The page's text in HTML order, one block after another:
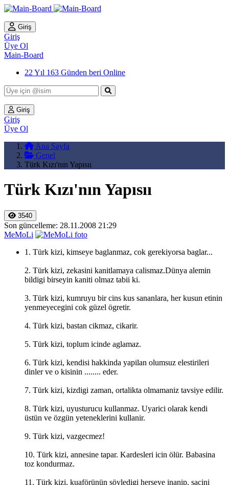
Giriş
Giriş
Üye Ol
Main-Board
22 Yıl 163 Günden beri Online
Giriş
Giriş
Üye Ol
Ana Sayfa
Genel
Türk Kızı'nın Yapısıı
Türk Kızı'nın Yapısıı
3540
Son güncelleme: 28.11.2008 21:29
MeMoLi
1. Türk kizi, kimseye baglanmaz, cok gerekiyorsa baglar...
2. Türk kizi, zekasini kanitlamaya calismaz.Dünya alemin
bildigi birseyin kaniti olmaz tabii ki.
3. Türk kizi, kumruyu bir cins kus sananlara, her kusun etinin
yenmeyecegini cok güzel ögretir.
4. Türk kizi, bastan cikmaz, cikarir.
5. Türk kizi, toplum icinde aglamaz.
6. Türk kizi, kendisi hakkinda yapilan olumsuz elestirileri
dinler ve o kisinin ........ eder.
7. Türk kizi, kizdigi zaman, ortalikta olmamaniz tavsiye edilir.
8. Türk kizi, uyusturucu kullanmaz. Uyarici olarak kendi
üstün ve özgün yeteneklerini kullanir.
9. Türk kizi, vazgecmez!
10. Türk kizi, annesine tapar. Kardesleri icin ölür. Babasina
toz kondurmaz.
11. Türk kizi, kuaförünün söyledigi herseye inanip, sacini